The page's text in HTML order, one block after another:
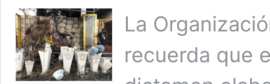
La
recuerda que